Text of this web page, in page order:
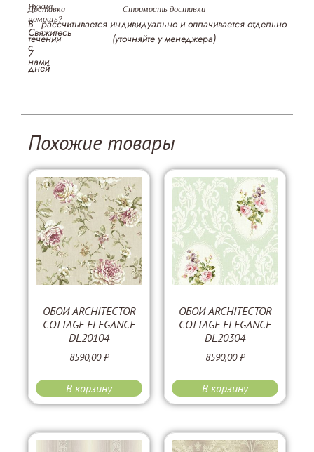
Нужна
помощь?
Свяжитесь
с
нами
Доставка
В
течении
7
дней
Стоимость доставки
рассчитывается индивидуально и оплачивается отдельно
(уточняйте у менеджера)
Похожие товары
ОБОИ ARCHITECTOR
COTTAGE ELEGANCE
DL20104
8590,00₽
В корзину
ОБОИ ARCHITECTOR
COTTAGE ELEGANCE
DL20304
8590,00₽
В корзину